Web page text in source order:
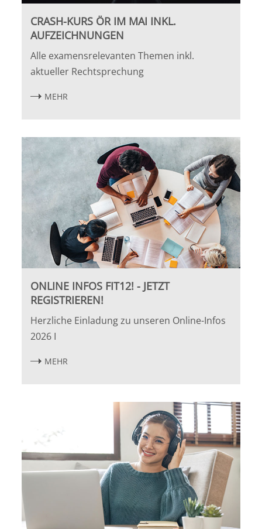
CRASH-KURS ÖR IM MAI INKL.
AUFZEICHNUNGEN
Alle examensrelevanten Themen inkl.
aktueller Rechtsprechung
MEHR
ONLINE INFOS FIT12! - JETZT
REGISTRIEREN!
Herzliche Einladung zu unseren Online-Infos
2026 I
MEHR